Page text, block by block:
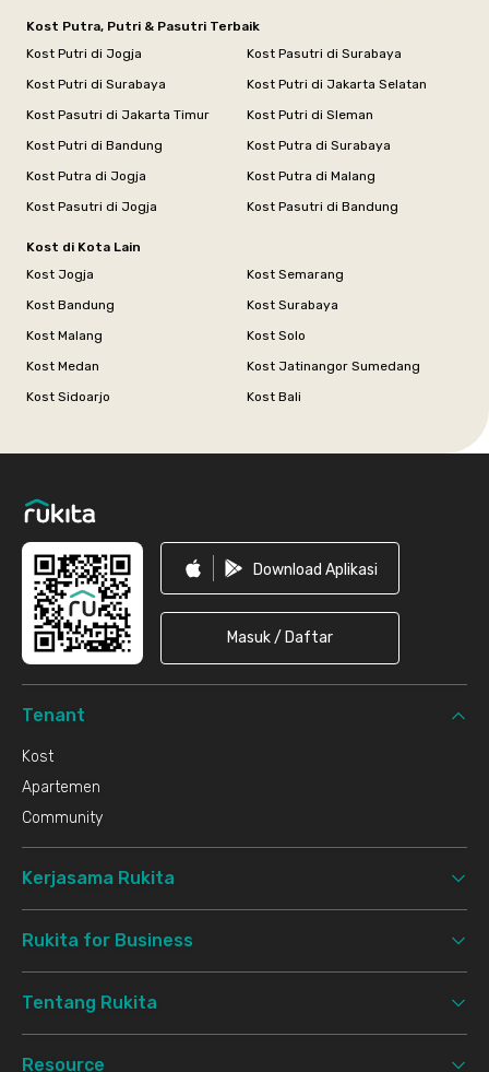
Kost Putra, Putri & Pasutri Terbaik
Kost Putri di Jogja
Kost Pasutri di Surabaya
Kost Putri di Surabaya
Kost Putri di Jakarta Selatan
Kost Pasutri di Jakarta Timur
Kost Putri di Sleman
Kost Putri di Bandung
Kost Putra di Surabaya
Kost Putra di Jogja
Kost Putra di Malang
Kost Pasutri di Jogja
Kost Pasutri di Bandung
Kost di Kota Lain
Kost Jogja
Kost Semarang
Kost Bandung
Kost Surabaya
Kost Malang
Kost Solo
Kost Medan
Kost Jatinangor Sumedang
Kost Sidoarjo
Kost Bali
Download Aplikasi
Masuk / Daftar
Tenant
Kost
Apartemen
Community
Kerjasama Rukita
Rukita for Business
Tentang Rukita
Resource